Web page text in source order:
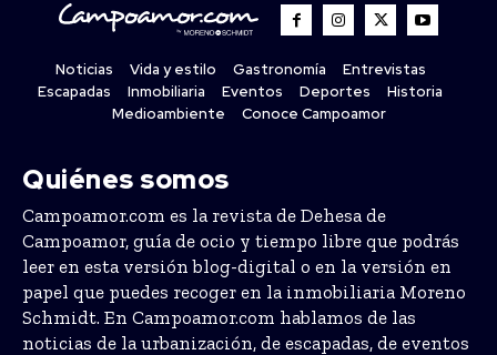
Noticias Vida y estilo Gastronomía
Entrevistas
Escapadas
Inmobiliaria Eventos Deportes
Historia
Medioambiente
Conoce Campoamor
Quiénes somos
Campoamor.com es la revista de Dehesa de
Campoamor, guía de ocio y tiempo libre que podrás
leer en esta versión blog-digital o en la versión en
papel que puedes recoger en la inmobiliaria Moreno
Schmidt. En Campoamor.com hablamos de las
noticias de la urbanización, de escapadas, de eventos